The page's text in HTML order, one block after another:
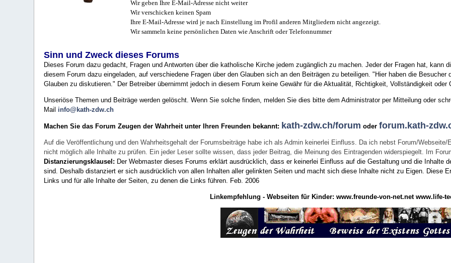
Wir geben Ihre E-Mail-Adresse nicht weiter
Wir verschicken keinen Spam
Ihre E-Mail-Adresse wird je nach Einstellung im Profil anderen Mitgliedern nicht angezeigt.
Wir sammeln keine persönlichen Daten wie Anschrift oder Telefonnummer
Sinn und Zweck dieses Forums
Dieses Forum dazu gedacht, Fragen und Antworten über die katholische Kirche jedem zugänglich zu machen. Jeder der Fragen hat, kann
diesem Forum dazu eingeladen, auf verschiedene Fragen über den Glauben sich an den Beiträgen zu beteiligen. "Hier haben die
Glauben zu diskutieren." Der Betreiber übernimmt jedoch in diesem Forum keine Gewähr für die Aktualität, Richtigkeit, Vollständigkeit
Unseriöse Themen und Beiträge werden gelöscht. Wenn Sie solche finden, melden Sie dies bitte dem Administrator per Mitteilung oder
Mail info@kath-zdw.ch
Machen Sie das Forum Zeugen der Wahrheit unter Ihren Freunden bekannt: kath-zdw.ch/forum oderforum.kath-
Auf die Veröffentlichung und den Wahrheitsgehalt der Forumsbeiträge habe ich als Admin keinerlei Einfluss. Da ich nebst Forum/
nicht möglich alle Inhalte zu prüfen. Ein jeder Leser sollte wissen, dass jeder Beitrag, die Meinung des Eintragenden widerspiegelt. Im
Distanzierungsklausel: Der Webmaster dieses Forums erklärt ausdrücklich, dass er keinerlei Einfluss auf die Gestaltung und die Inhalte
sind. Deshalb distanziert er sich ausdrücklich von allen Inhalten aller gelinkten Seiten und macht sich diese Inhalte nicht zu Eigen.
Diese
Links und für alle Inhalte der Seiten, zu denen die Links führen.
Feb. 2006
Linkempfehlung - Webseiten für Kinder: www.freunde-von-net.net www.life-